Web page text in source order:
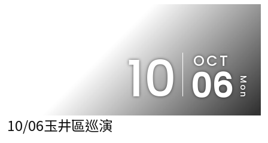
10 OCT
06 Mon
10/06玉井區巡演